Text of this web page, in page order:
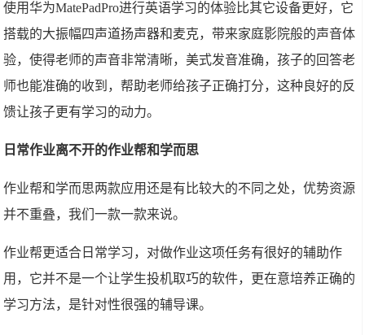
使用华为MatePadPro进行英语学习的体验比其它设备更好，它
搭载的大振幅四声道扬声器和麦克，带来家庭影院般的声音体
验，使得老师的声音非常清晰，美式发音准确，孩子的回答老
师也能准确的收到，帮助老师给孩子正确打分，这种良好的反
馈让孩子更有学习的动力。
日常作业离不开的作业帮和学而思
作业帮和学而思两款应用还是有比较大的不同之处，优势资源
并不重叠，我们一款一款来说。
作业帮更适合日常学习，对做作业这项任务有很好的辅助作
用，它并不是一个让学生投机取巧的软件，更在意培养正确的
学习方法，是针对性很强的辅导课。